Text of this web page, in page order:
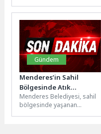
şirketlerde online staj imkânı
sunduğu Kılavuz Kariyer
Programı’nın 2....
Gündem
Menderes’in Sahil
Bölgesinde Atık
Seferberliği
Menderes Belediyesi, sahil
bölgesinde yaşanan